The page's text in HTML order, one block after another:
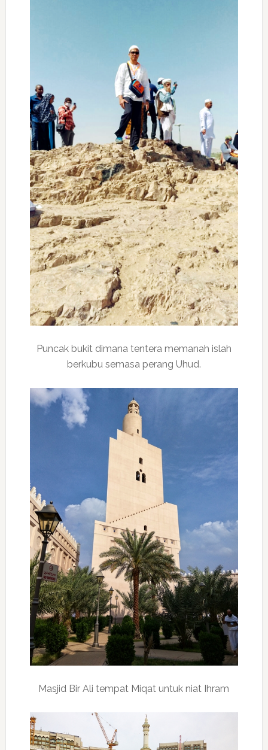
Puncak bukit dimana tentera memanah islah
berkubu semasa perang Uhud.
Masjid Bir Ali tempat Miqat untuk niat Ihram